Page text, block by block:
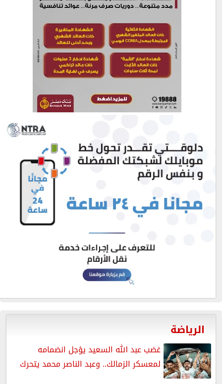
الرياضة
غضب عبد الله السعيد يؤجل انضمامه
لمعسكر الزمالك.. وعبد الناصر محمد يتحرك